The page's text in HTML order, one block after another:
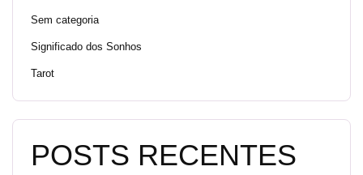
Sem categoria
Significado dos Sonhos
Tarot
POSTS RECENTES